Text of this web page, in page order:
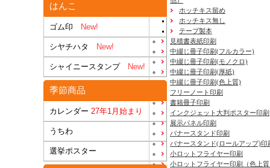
はんこ
ゴム印 New!
シヤチハタ New!
シャイニースタンプNew!
季節商品
カレンダー 27年1月始まり
うちわ
選挙ポスター
ホッチキス留め
ホッチキス無し
テープ製本
見積書表紙印刷
中綴じ冊子印刷(フルカラー)
中綴じ冊子印刷(モノクロ)
中綴じ冊子印刷(厚紙)
中綴じ冊子印刷(色上質)
フリーノート印刷
書籍冊子印刷
インクジェット大判ポスター印刷
展示パネル印刷
バナースタンド印刷
バナースタンド(ロールアップ)印
小ロットフライヤー印刷
小ロットフライヤー印刷（色上